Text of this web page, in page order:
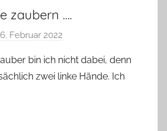
zaubern ….
6. Februar 2022
n
G
bin ich nicht dabei, denn
zwei linke Hände. Ich